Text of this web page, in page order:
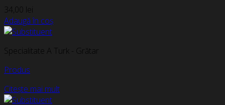
34,00 lei
Adaugă în coș
Specialitate A Turk - Grătar
Produs
Citește mai mult